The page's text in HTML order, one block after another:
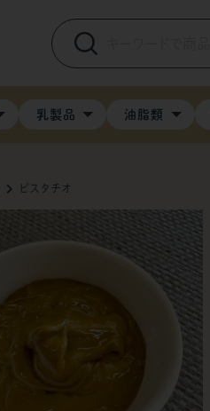
乳製品 油脂類
ピスタチオ